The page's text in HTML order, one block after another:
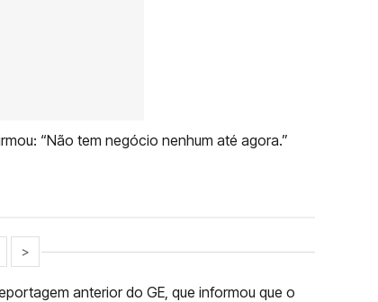
“Não tem negócio nenhum até agora.”
>
anterior do GE, que informou que o